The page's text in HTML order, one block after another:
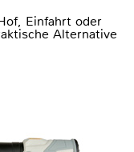
Einfahrt oder
Alternative